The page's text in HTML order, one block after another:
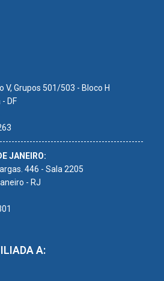
V, Grupos 501/503 - Bloco H
DF
JANEIRO:
446 - Sala 2205
- RJ
A: